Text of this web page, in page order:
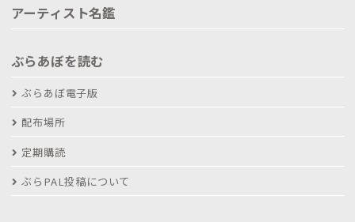
アーティスト名鑑
ぶらあぼを読む
ぶらあぼ電子版
配布場所
定期購読
ぶらPAL投稿について